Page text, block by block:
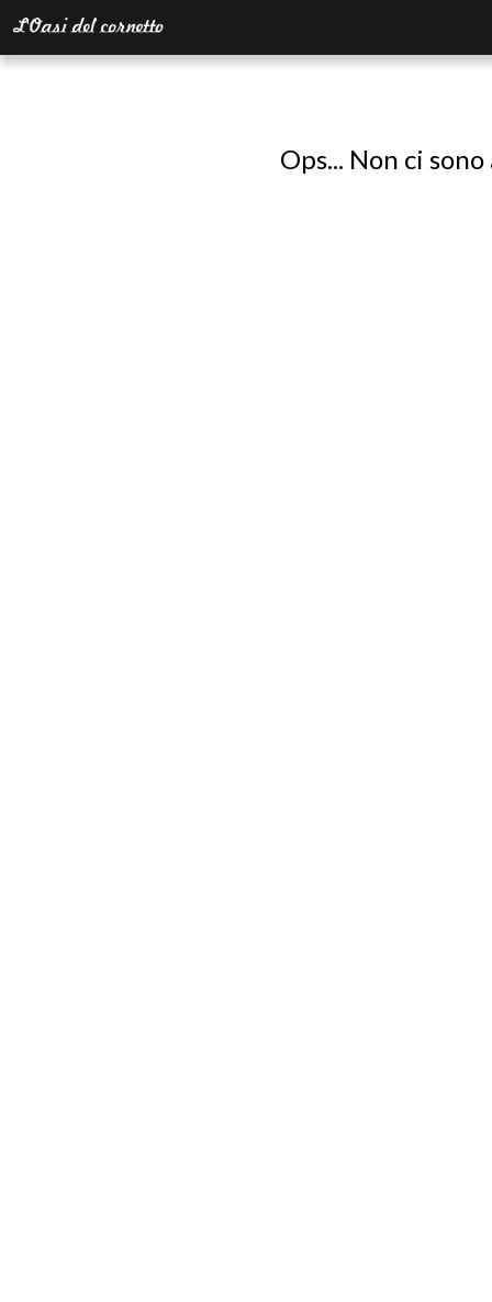
Ops... Non ci